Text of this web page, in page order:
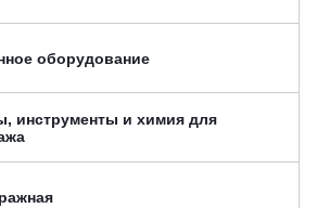
оборудование
инструменты и химия для